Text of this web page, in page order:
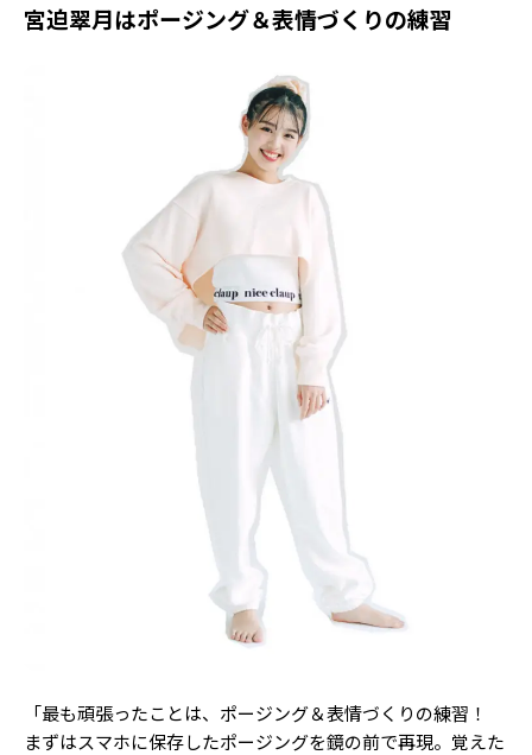
宮迫翠月はポージング＆表情づくりの練習
「最も頑張ったことは、ポージング＆表情づくりの練習！
まずはスマホに保存したポージングを鏡の前で再現。覚えた